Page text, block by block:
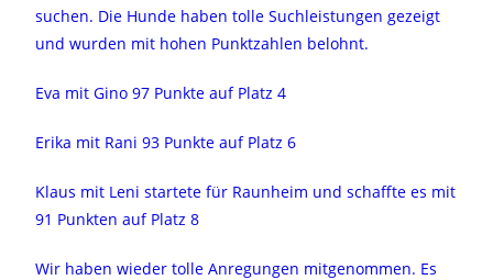
suchen. Die Hunde haben tolle Suchleistungen gezeigt
und wurden mit hohen Punktzahlen belohnt.
Eva mit Gino 97 Punkte auf Platz 4
Erika mit Rani 93 Punkte auf Platz 6
Klaus mit Leni startete für Raunheim und schaffte es mit
91 Punkten auf Platz 8
Wir haben wieder tolle Anregungen mitgenommen. Es